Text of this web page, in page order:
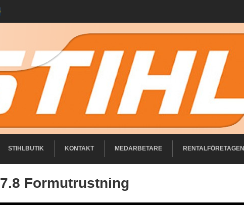
STIHLBUTIK KONTAKT MEDARBETARE RENTALFÖRETAGEN
7.8 Formutrustning